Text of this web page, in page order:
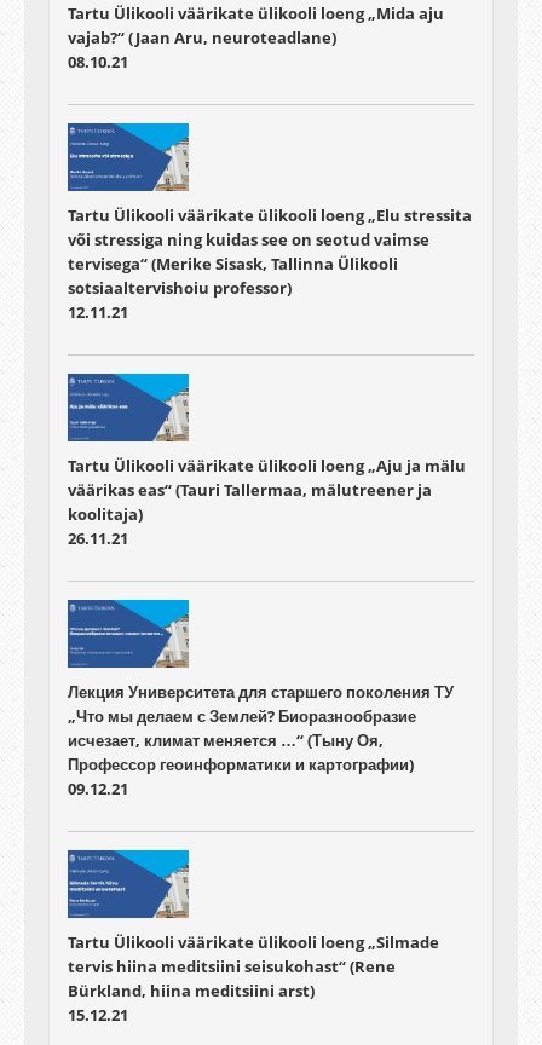
Tartu Ülikooli väärikate ülikooli loeng „Mida aju
vajab?“ (Jaan Aru, neuroteadlane)
08.10.21
Tartu Ülikooli väärikate ülikooli loeng „Elu stressita
või stressiga ning kuidas see on seotud vaimse
tervisega“ (Merike Sisask, Tallinna Ülikooli
sotsiaaltervishoiu professor)
12.11.21
Tartu Ülikooli väärikate ülikooli loeng „Aju ja mälu
väärikas eas“ (Tauri Tallermaa, mälutreener ja
koolitaja)
26.11.21
Лекция Университета для старшего поколения ТУ
„Что мы делаем с Землей? Биоразнообразие
исчезает, климат меняется …“ (Тыну Оя,
Профессор геоинформатики и картографии)
09.12.21
Tartu Ülikooli väärikate ülikooli loeng „Silmade
tervis hiina meditsiini seisukohast“ (Rene
Bürkland, hiina meditsiini arst)
15.12.21